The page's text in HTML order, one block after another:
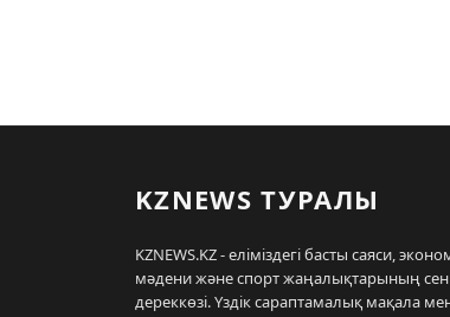
KZNEWS ТУРАЛЫ
KZNEWS.KZ - еліміздегі басты саяси,
мәдени және спорт жаңалықтарының
дереккөзі. Үздік сараптамалық мақала